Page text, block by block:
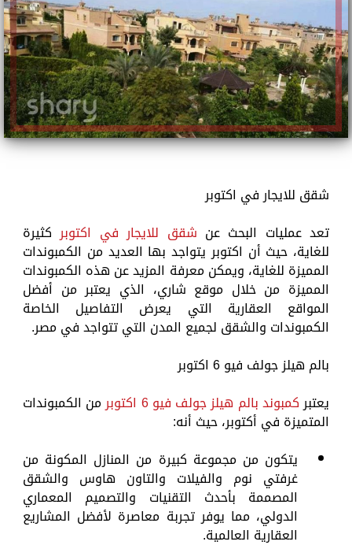
شقق للايجار في اكتوبر
تعد عمليات البحث عن شقق للايجار في اكتوبركثيرة
للغاية، حيث أن اكتوبر يتواجد بها العديد من الكمبوندات
المميزة للغاية، ويمكن معرفة المزيد عن هذه الكمبوندات
المميزة من خلال موقع شاري، الذي يعتبر من أفضل
المواقع العقارية التي يعرض التفاصيل الخاصة
الكمبوندات والشقق لجميع المدن التي تتواجد في مصر.
بالم هيلز جولف فيو 6 اكتوبر
يعتبركمبوند بالم هيلز جولف فيو 6 اكتوبر من الكمبوندات
المتميزة في أكتوبر، حيث أنه:
يتكون من مجموعة كبيرة من المنازل المكونة من
غرفتي نوم والفيلات والتاون هاوس والشقق
المصممة بأحدث التقنيات والتصميم المعماري
الدولي، مما يوفر تجربة معاصرة لأفضل المشاريع
العقارية العالمية.